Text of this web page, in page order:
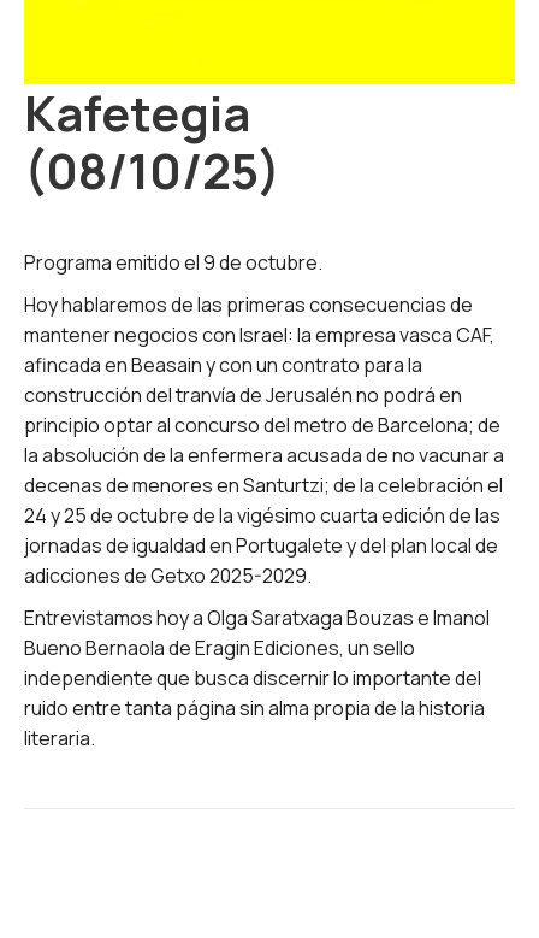
Kafetegia
(08/10/25)
Programa emitido el 9 de octubre.
Hoy hablaremos de las primeras consecuencias de
mantener negocios con Israel: la empresa vasca CAF,
afincada en Beasain y con un contrato para la
construcción del tranvía de Jerusalén no podrá en
principio optar al concurso del metro de Barcelona; de
la absolución de la enfermera acusada de no vacunar a
decenas de menores en Santurtzi; de la celebración el
24 y 25 de octubre de la vigésimo cuarta edición de las
jornadas de igualdad en Portugalete y del plan local de
adicciones de Getxo 2025-2029.
Entrevistamos hoy a Olga Saratxaga Bouzas e Imanol
Bueno Bernaola de Eragin Ediciones, un sello
independiente que busca discernir lo importante del
ruido entre tanta página sin alma propia de la historia
literaria.